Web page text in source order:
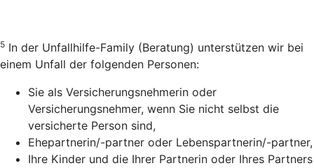
5 In der Unfallhilfe-Family (Beratung) unterstützen wir bei
einem Unfall der folgenden Personen:
Sie als Versicherungsnehmerin oder
Versicherungsnehmer, wenn Sie nicht selbst die
versicherte Person sind,
Ehepartnerin/-partner oder Lebenspartnerin/-partner,
Ihre Kinder und die Ihrer Partnerin oder Ihres Partners